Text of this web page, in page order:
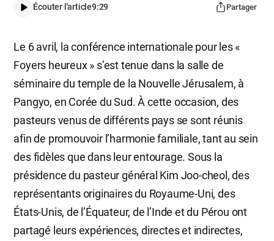
Écouter l'article9:29 Partager
Le 6 avril, la conférence internationale pour les «
Foyers heureux » s’est tenue dans la salle de
séminaire du temple de la Nouvelle Jérusalem, à
Pangyo, en Corée du Sud. À cette occasion, des
pasteurs venus de différents pays se sont réunis
afin de promouvoir l’harmonie familiale, tant au sein
des fidèles que dans leur entourage. Sous la
présidence du pasteur général Kim Joo-cheol, des
représentants originaires du Royaume-Uni, des
États-Unis, de l’Équateur, de l’Inde et du Pérou ont
partagé leurs expériences, directes et indirectes,